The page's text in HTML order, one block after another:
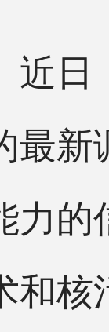
日，
最新
力的
和核